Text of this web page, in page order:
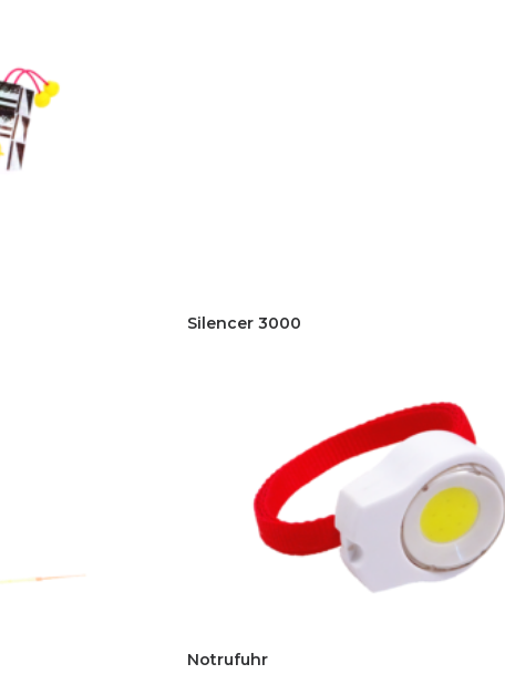
Silencer 3000
Notrufuhr